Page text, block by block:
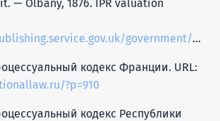
— Olbany, 1876. IPR valuation
uploads/system/uploads/attachment_data/file/385848/Intellecual_Property_Right_valuation_checklist.pdf
кодекс Франции. URL:
?p=910
кодекс Республики